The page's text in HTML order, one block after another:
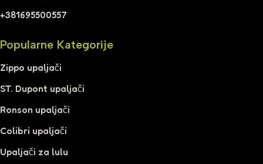
+381695500557
Popularne Kategorije
Zippo upaljači
ST. Dupont upaljači
Ronson upaljači
Colibri upaljači
Upaljači za lulu